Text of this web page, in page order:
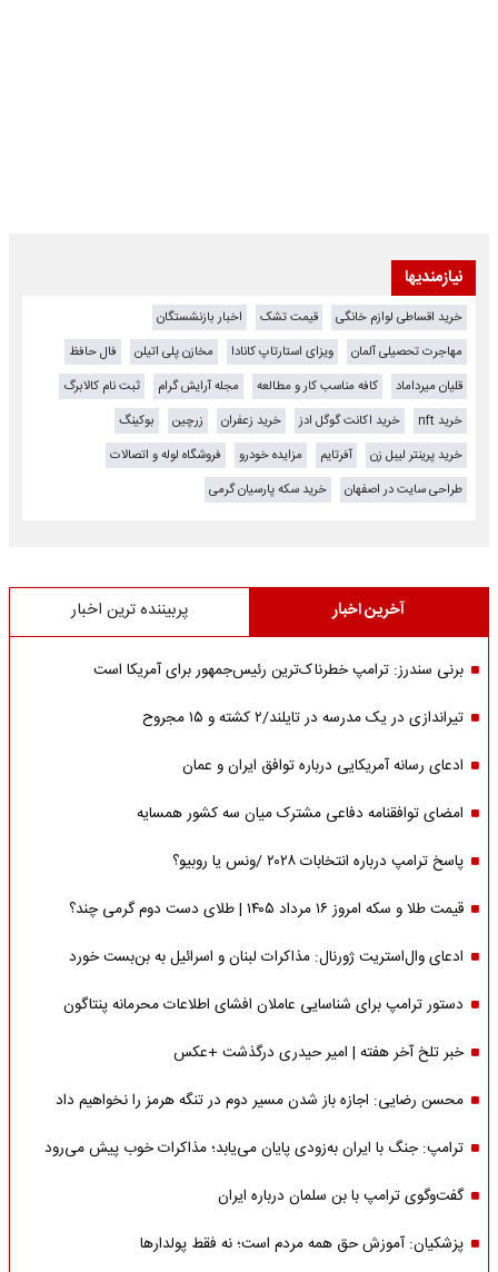
نیازمندیها
خرید اقساطی لوازم خانگی قیمت تشک
اخبار بازنشستگان
مهاجرت تحصیلی آلمان
ویزای استارتاپ کانادا مخازن پلی اتیلن
فال حافظ
قلیان میرداماد
کافه مناسب کار و مطالعه مجله آرایش گرام
ثبت نام کالابرگ
خرید nft
خرید اکانت گوگل ادز خرید زعفران زرچین
بوکینگ
خرید پرینتر لیبل زن
آفرتایم مزایده خودرو
فروشگاه لوله و اتصالات
طراحی سایت در اصفهان
خرید سکه پارسیان گرمی
آخرین اخبار پربیننده ترین اخبار
برنی سندرز: ترامپ خطرناک‌ترین رئیس‌جمهور برای آمریکا است
تیراندازی در یک مدرسه در تایلند/۲ کشته و ۱۵ مجروح
ادعای رسانه آمریکایی درباره توافق ایران و عمان
امضای توافقنامه دفاعی مشترک میان سه کشور همسایه
پاسخ ترامپ درباره انتخابات ۲۰۲۸ /ونس یا روبیو؟
قیمت طلا و سکه امروز ۱۶ مرداد ۱۴۰۵ | طلای دست دوم گرمی چند؟
ادعای وال‌استریت ژورنال: مذاکرات لبنان و اسرائیل به بن‌بست خورد
دستور ترامپ برای شناسایی عاملان افشای اطلاعات محرمانه پنتاگون
خبر تلخ آخر هفته | امیر حیدری درگذشت +عکس
محسن رضایی: اجازه باز شدن مسیر دوم در تنگه هرمز را نخواهیم داد
ترامپ: جنگ با ایران به‌زودی پایان می‌یابد؛ مذاکرات خوب پیش می‌رود
گفت‌وگوی ترامپ با بن سلمان درباره ایران
پزشکیان: آموزش حق همه مردم است؛ نه فقط پولدارها